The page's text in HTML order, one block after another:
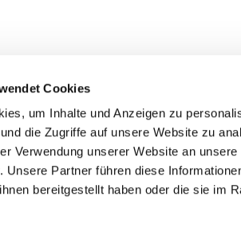
Cookies
um Inhalte und Anzeigen zu
die Zugriffe auf unsere Website zu
Verwendung unserer Website an
Unsere Partner führen diese
bereitgestellt haben oder die sie im
Wir sind gerne für Sie da
Strasser Elektro AG
Zurück